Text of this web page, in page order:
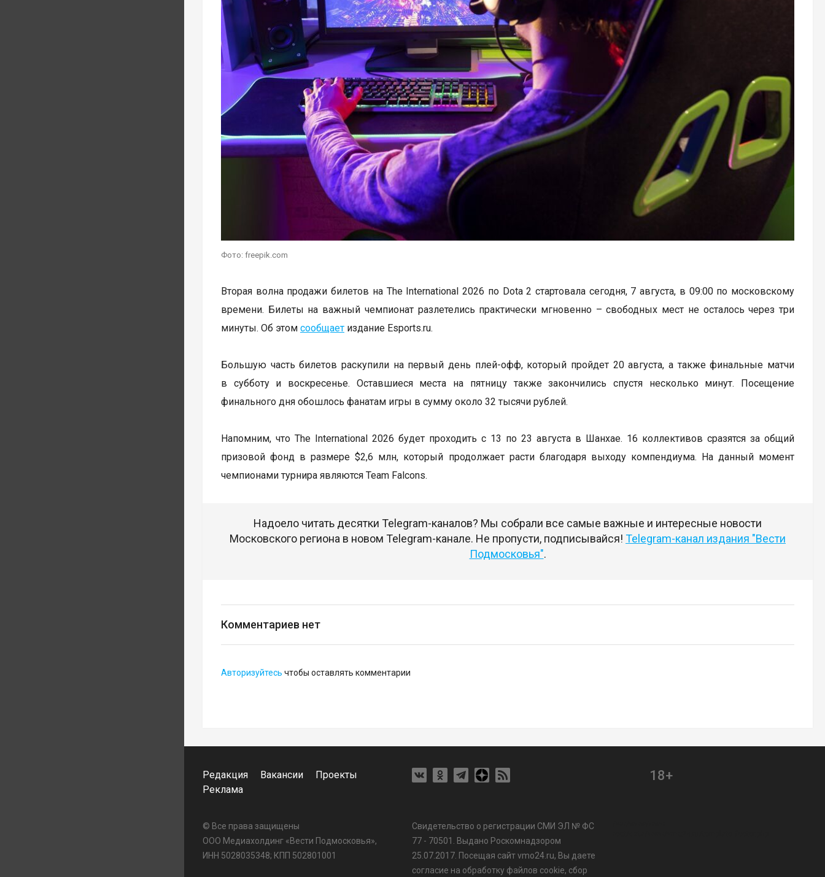
Фото: freepik.com
Вторая волна продажи билетов на The International 2026 по Dota 2 стартовала сегодня, 7 августа, в 09:00 по московскому
времени. Билеты на важный чемпионат разлетелись практически мгновенно – свободных мест не осталось через три
минуты. Об этом сообщает издание Esports.ru.
Большую часть билетов раскупили на первый день плей-офф, который пройдет 20 августа, а также финальные матчи
в субботу и воскресенье. Оставшиеся места на пятницу также закончились спустя несколько минут. Посещение
финального дня обошлось фанатам игры в сумму около 32 тысячи рублей.
Напомним, что The International 2026 будет проходить с 13 по 23 августа в Шанхае. 16 коллективов сразятся за общий
призовой фонд в размере $2,6 млн, который продолжает расти благодаря выходу компендиума. На данный момент
чемпионами турнира являются Team Falcons.
Надоело читать десятки Telegram-каналов? Мы собрали все самые важные и интересные новости
Московского региона в новом Telegram-канале. Не пропусти, подписывайся! Telegram-канал издания "Вести
Подмосковья".
Комментариев нет
Авторизуйтесь чтобы оставлять комментарии
Редакция Вакансии
Проекты
Реклама
18+
© Все права защищены
ООО Медиахолдинг «Вести Подмосковья»,
ИНН 5028035348; КПП 502801001
Свидетельство о регистрации СМИ ЭЛ № ФС
77 - 70501. Выдано Роскомнадзором
25.07.2017. Посещая сайт vmo24.ru, Вы даете
согласие на обработку файлов cookie, сбор